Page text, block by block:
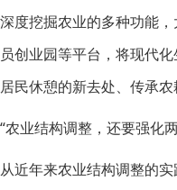
深度挖掘农业的多种功能
员创业园等平台，将现代
居民休憩的新去处、传承农
“农业结构调整，还要强化
从近年来农业结构调整的